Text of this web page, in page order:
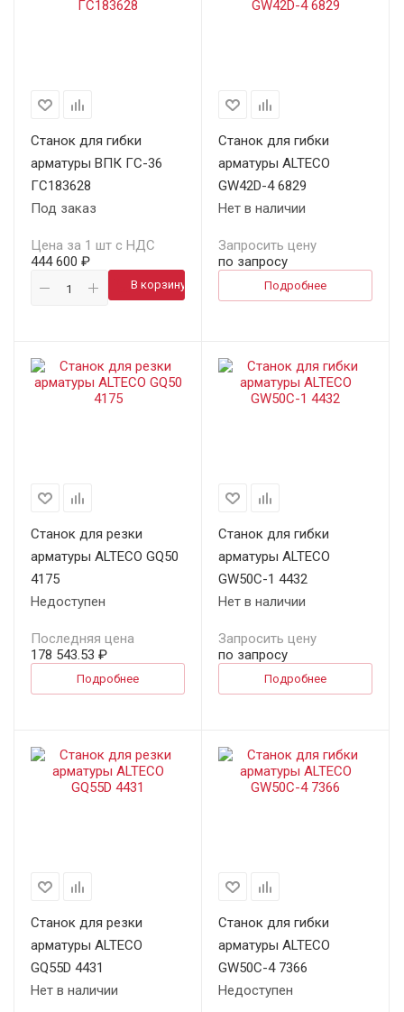
Станок для гибки
арматуры ВПК ГС-36
ГС183628
Под заказ
Цена за 1 шт с НДС
444 600 ₽
В корзину
Станок для гибки
арматуры ALTECO
GW42D-4 6829
Нет в наличии
Запросить цену
по запросу
Подробнее
Станок для резки
арматуры ALTECO GQ50
4175
Недоступен
Последняя цена
178 543.53 ₽
Подробнее
Станок для гибки
арматуры ALTECO
GW50C-1 4432
Нет в наличии
Запросить цену
по запросу
Подробнее
Станок для резки
арматуры ALTECO
GQ55D 4431
Нет в наличии
Станок для гибки
арматуры ALTECO
GW50C-4 7366
Недоступен